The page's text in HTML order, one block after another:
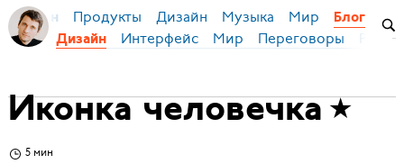
Бирман Продукты Дизайн Музыка Мир
Блог
Дизайн
Интерфейс Мир Переговоры
Иконка человечка
5 мин